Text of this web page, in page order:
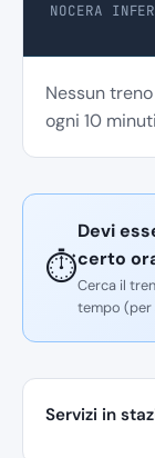
NOCERA
Nessun
ogni 10
⏱️
Devi
certo
Cerca il
tempo (per
Servizi in